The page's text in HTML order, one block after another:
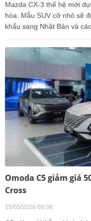
Mazda CX-3 thế hệ mới
hóa. Mẫu SUV cỡ nhỏ sẽ
khẩu sang Nhật Bản và
Omoda C5 giảm giá
Cross
15/05/2026 09:38